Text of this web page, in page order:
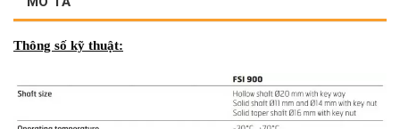
Thông số kỹ thuật: